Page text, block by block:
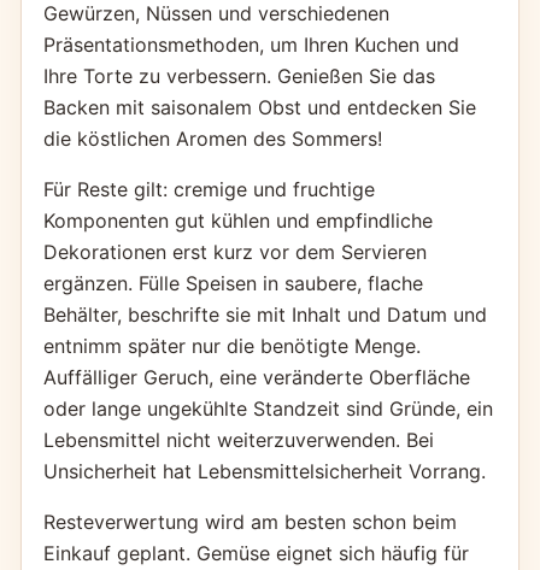
Gewürzen, Nüssen und verschiedenen
Präsentationsmethoden, um Ihren Kuchen und
Ihre Torte zu verbessern. Genießen Sie das
Backen mit saisonalem Obst und entdecken Sie
die köstlichen Aromen des Sommers!
Für Reste gilt: cremige und fruchtige
Komponenten gut kühlen und empfindliche
Dekorationen erst kurz vor dem Servieren
ergänzen. Fülle Speisen in saubere, flache
Behälter, beschrifte sie mit Inhalt und Datum und
entnimm später nur die benötigte Menge.
Auffälliger Geruch, eine veränderte Oberfläche
oder lange ungekühlte Standzeit sind Gründe, ein
Lebensmittel nicht weiterzuverwenden. Bei
Unsicherheit hat Lebensmittelsicherheit Vorrang.
Resteverwertung wird am besten schon beim
Einkauf geplant. Gemüse eignet sich häufig für